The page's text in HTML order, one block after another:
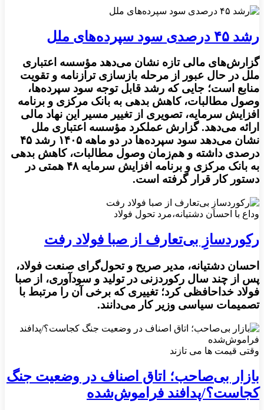
رشد ۴۵ درصدی سود سپرده‌های ملل
گزارش‌های مالی تازه نشان می‌دهد مؤسسه اعتباری
ملل در حال عبور از مرحله بازسازی ترازنامه و تقویت
منابع است؛ جایی که رشد قابل توجه سود سپرده‌ها،
وصول مطالبات، کاهش بدهی به بانک مرکزی و برنامه
افزایش سرمایه، تصویری از تغییر مسیر این نهاد مالی
ارائه می‌دهد. گزارش عملکرد مؤسسه اعتباری ملل
نشان می‌دهد سود سپرده‌ها در دو ماهه ۱۴۰۵ رشد ۴۵
درصدی داشته و هم‌زمان وصول مطالبات، کاهش بدهی
به بانک مرکزی و برنامه افزایش سرمایه ۴۸ همتی در
دستور کار قرار گرفته است.
وداع با احسان دشتیانه،مرد تحول فولاد
رکوردسازِ بی‌تعارف از صبا فولاد رفت
احسان دشتیانه، مدیر صریح و تحول‌گرای صنعت فولاد،
پس از چند سال رکوردزنی در تولید و سودآوری، از صبا
فولاد خداحافظی کرد؛ تغییری که برخی آن را مرتبط با
تصمیمات سیاسی وزیر کار می‌دانند.
وقتی قیمت ها می تازند
بازار بی‌صاحب؛ اتاق اصناف در وضعیت جنگ
کجاست؟/پدافند فراموش‌شده